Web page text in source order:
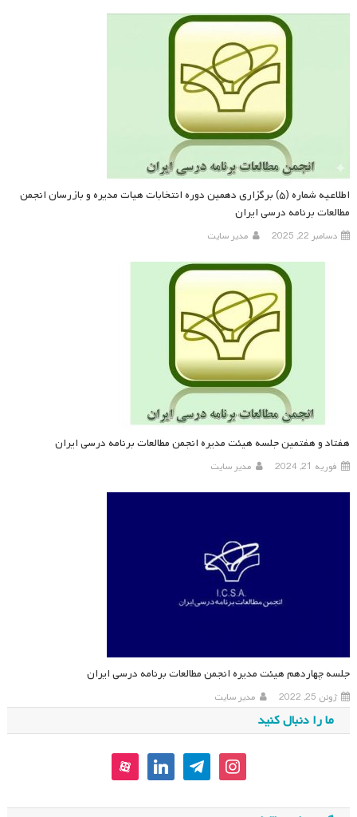
اطلاعیه شماره (۵) برگزاری دهمین دوره انتخابات هیات مدیره و بازرسان انجمن
مطالعات برنامه درسی ایران
دسامبر 22, 2025 مدیر سایت
هفتاد و هفتمین جلسه هیئت مدیره انجمن مطالعات برنامه درسی ایران
فوریه 21, 2024 مدیر سایت
جلسه چهاردهم هیئت مدیره انجمن مطالعات برنامه درسی ایران
ژوئن 25, 2022 مدیر سایت
ما را دنبال کنید
instagram
telegram
linkedin
aparat